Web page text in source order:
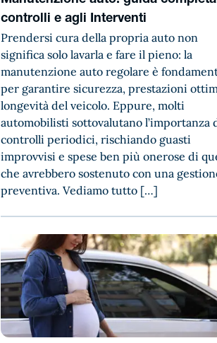
controlli e agli Interventi
Prendersi cura della propria auto non
significa solo lavarla e fare il pieno: la
manutenzione auto regolare è
per garantire sicurezza, prestazioni
longevità del veicolo. Eppure, molti
automobilisti sottovalutano l’importanza
controlli periodici, rischiando guasti
improvvisi e spese ben più onerose di
che avrebbero sostenuto con una
preventiva. Vediamo tutto […]